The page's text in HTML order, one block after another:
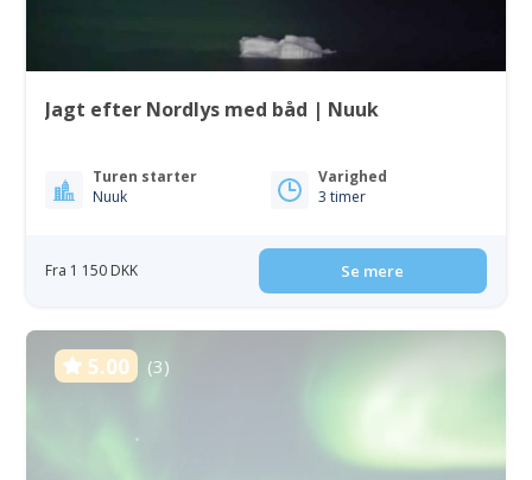
Jagt efter Nordlys med båd | Nuuk
Turen starter
Nuuk
Varighed
3 timer
Fra 1 150 DKK Se mere
5.00 (3)